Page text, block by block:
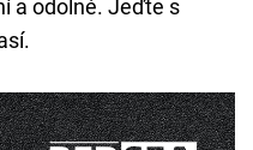
a odolné. Jeďte s